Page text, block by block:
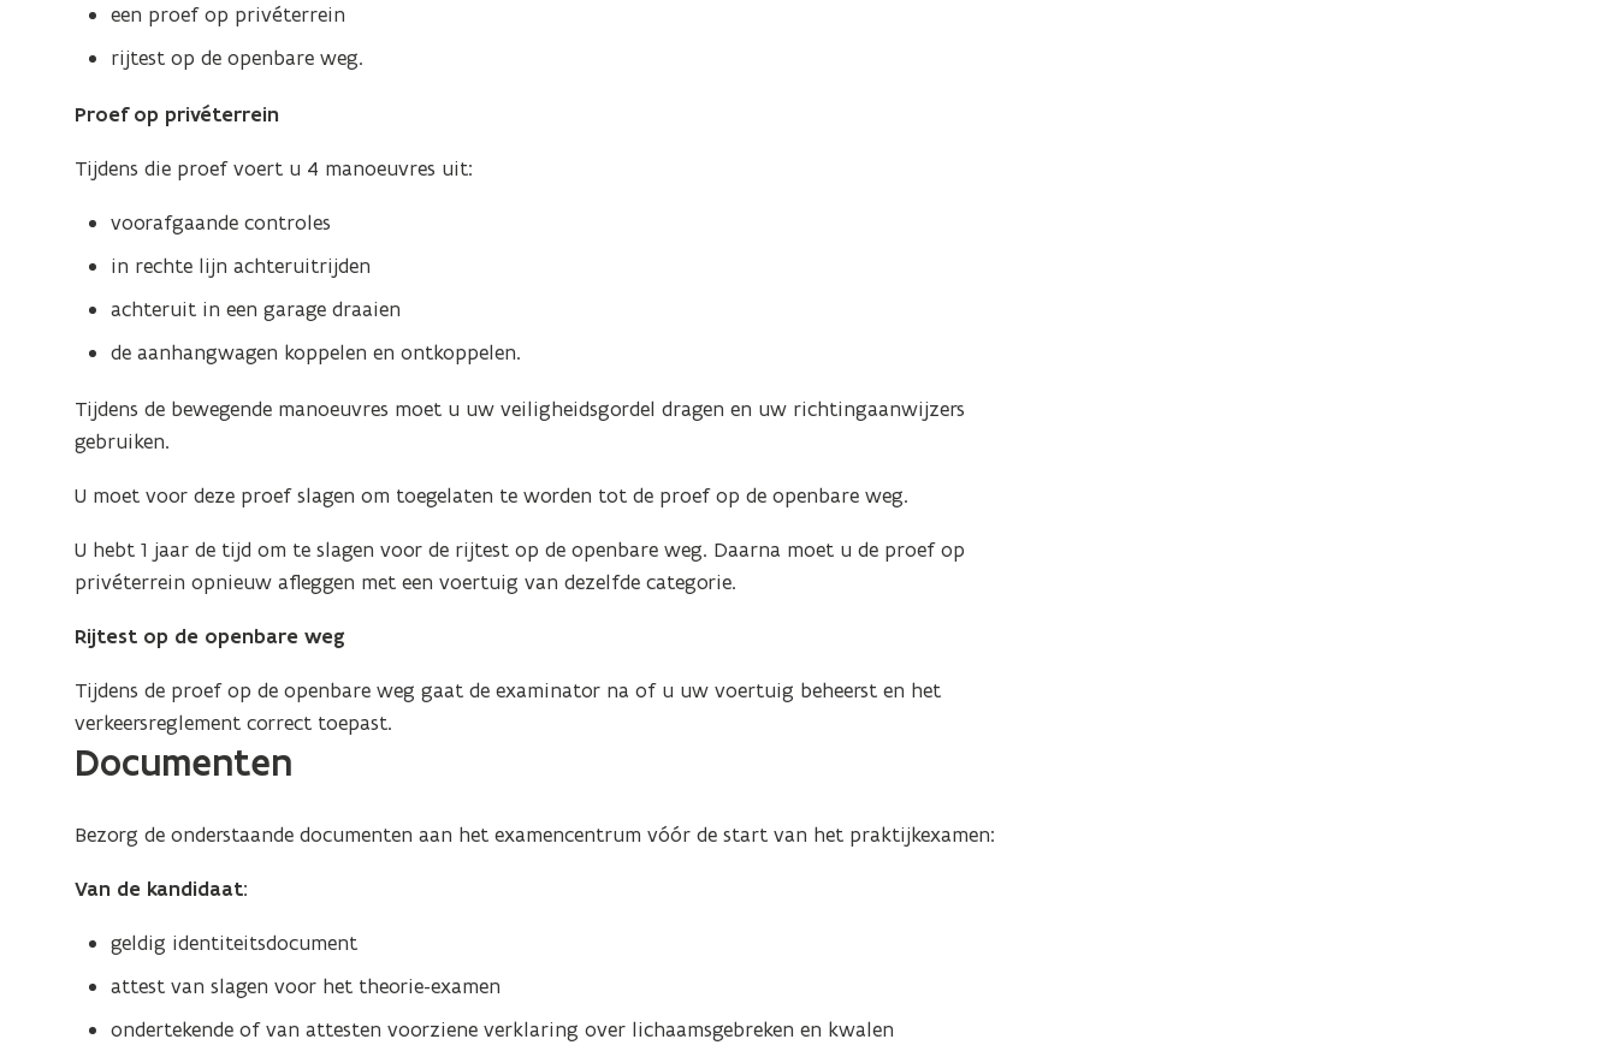
i
u
v
n
s
r
t
i
w
e
n
e
r
een proef op privéterrein
rijtest op de openbare weg.
Proef op privéterrein
Tijdens die proef voert u 4 manoeuvres uit:
voorafgaande controles
in rechte lijn achteruitrijden
achteruit in een garage draaien
de aanhangwagen koppelen en ontkoppelen.
Tijdens de bewegende manoeuvres moet u uw veiligheidsgordel dragen en uw richtingaanwijzers
gebruiken.
U moet voor deze proef slagen om toegelaten te worden tot de proef op de openbare weg.
U hebt 1 jaar de tijd om te slagen voor de rijtest op de openbare weg. Daarna moet u de proef op
privéterrein opnieuw afleggen met een voertuig van dezelfde categorie.
Rijtest op de openbare weg
Tijdens de proef op de openbare weg gaat de examinator na of u uw voertuig beheerst en het
verkeersreglement correct toepast.
Documenten
Bezorg de onderstaande documenten aan het examencentrum vóór de start van het praktijkexamen:
Van de kandidaat:
geldig identiteitsdocument
attest van slagen voor het theorie-examen
ondertekende of van attesten voorziene verklaring over lichaamsgebreken en kwalen